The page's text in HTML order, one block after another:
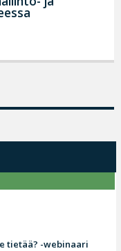
tietää? -webinaari